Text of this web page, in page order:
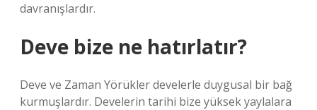
davranışlardır.
Deve bize ne hatırlatır?
Deve ve Zaman Yörükler develerle duygusal bir bağ
kurmuşlardır. Develerin tarihi bize yüksek yaylalara